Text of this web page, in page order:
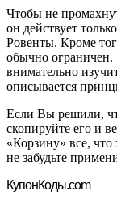
Чтобы не
он действует
Ровенты. Кроме
обычно ограничен.
внимательно
описывается
Если Вы решили,
скопируйте его и
«Корзину» все, что
не забудьте
КупонКоды.com